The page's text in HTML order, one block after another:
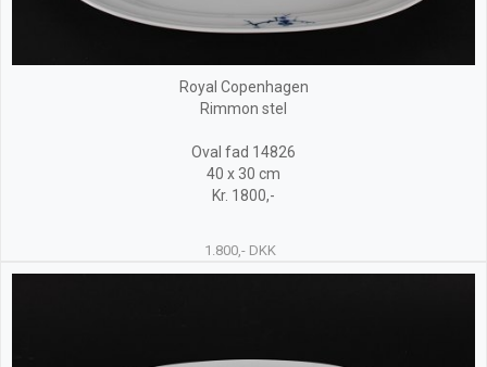
Royal Copenhagen
Rimmon stel
Oval fad 14826
40 x 30 cm
Kr. 1800,-
1.800,- DKK